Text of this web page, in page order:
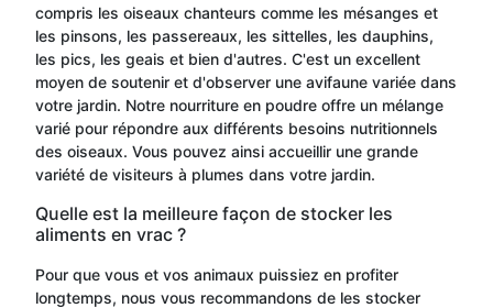
compris les oiseaux chanteurs comme les mésanges et
les pinsons, les passereaux, les sittelles, les dauphins,
les pics, les geais et bien d'autres. C'est un excellent
moyen de soutenir et d'observer une avifaune variée dans
votre jardin. Notre nourriture en poudre offre un mélange
varié pour répondre aux différents besoins nutritionnels
des oiseaux. Vous pouvez ainsi accueillir une grande
variété de visiteurs à plumes dans votre jardin.
Quelle est la meilleure façon de stocker les
aliments en vrac ?
Pour que vous et vos animaux puissiez en profiter
longtemps, nous vous recommandons de les stocker